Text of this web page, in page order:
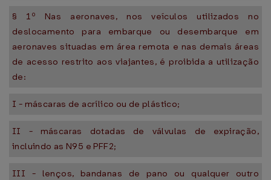
§ 1º Nas aeronaves, nos veículos utilizados no
deslocamento para embarque ou desembarque em
aeronaves situadas em área remota e nas demais áreas
de acesso restrito aos viajantes, é proibida a utilização
de:
I - máscaras de acrílico ou de plástico;
II - máscaras dotadas de válvulas de expiração,
incluindo as N95 e PFF2;
III - lenços, bandanas de pano ou qualquer outro